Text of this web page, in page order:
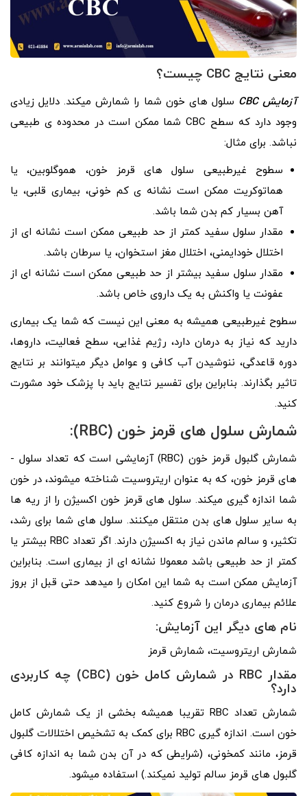
معنی نتایج CBC چیست؟
آزمایش CBC
سلول­ های خون شما را شمارش می­کند. دلایل زیادی
وجود دارد که سطح CBC شما ممکن است در محدوده­ ی طبیعی
نباشد. برای مثال:
سطوح غیرطبیعی سلول­ های قرمز خون، هموگلوبین، یا
هماتوکریت ممکن است نشانه­ ی کم­ خونی، بیماری قلبی، یا
آهن بسیار کم بدن شما باشد.
مقدار سلول سفید کمتر از حد طبیعی ممکن است نشانه­ ای از
اختلال خودایمنی، اختلال مغز استخوان، یا سرطان باشد.
مقدار سلول سفید بیشتر از حد طبیعی ممکن است نشانه ­ای از
عفونت یا واکنش به یک داروی خاص باشد.
سطوح غیرطبیعی همیشه به معنی این نیست که شما یک بیماری
دارید که نیاز به درمان دارد، رژیم غذایی، سطح فعالیت، داروها،
دوره قاعدگی، ننوشیدن آب کافی و عوامل دیگر می­توانند بر نتایج
تاثیر بگذارند. بنابراین برای تفسیر نتایج باید با پزشک خود مشورت
کنید.
شمارش سلول­ های قرمز خون (RBC):
شمارش گلبول قرمز خون (RBC) آزمایشی است که تعداد سلول ­
های قرمز خون، که به عنوان اریتروسیت شناخته می­شوند، در خون
شما اندازه ­گیری می­کند. سلول­ های قرمز خون اکسیژن را از ریه ها
به سایر سلول­ های بدن منتقل می­کنند. سلول­ های شما برای رشد،
تکثیر، و سالم ماندن نیاز به اکسیژن دارند. اگر تعداد RBC بیشتر یا
کمتر از حد طبیعی باشد معمولا نشانه ­ای از بیماری است. بنابراین
آزمایش ممکن است به شما این امکان را می­دهد حتی قبل از بروز
علائم بیماری درمان را شروع کنید.
نام ­های دیگر این آزمایش:
شمارش اریتروسیت، شمارش قرمز
مقدار RBC در شمارش کامل خون (CBC) چه کاربردی
دارد؟
شمارش تعداد RBC تقریبا همیشه بخشی از یک شمارش کامل
خون است. اندازه ­گیری RBC برای کمک به تشخیص اختلالات گلبول
قرمز، مانند کم­خونی، (شرایطی که در آن بدن شما به اندازه کافی
گلبول­ های قرمز سالم تولید نمی­کند.) استفاده می­شود.